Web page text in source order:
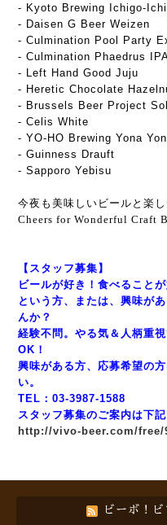
- Kyoto Brewing Ichigo-
- Daisen G Beer Weizen
- Culmination Pool Party
- Culmination Phaedrus
- Left Hand Good Juju
- Heretic Chocolate
- Brussels Beer Project
- Celis White
- YO-HO Brewing Yona
- Guinness Drauft
- Sapporo Yebisu
今夜も美味しいビールと楽し
Cheers for Wonderful Craft
【スタッフ募集】
ビールが好き！食べること
という方、または、興味が
んか？
経験不問。やる気＆人柄重
OK！
興味がある方、応募希望の
い。
TEL：03-3987-1588
スタッフ募集のご案内は下
http://vivo-beer.com/
ビーボ！